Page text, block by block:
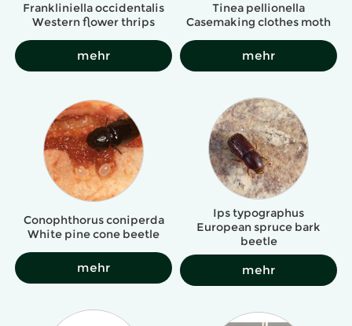
Frankliniella occidentalis
Western flower thrips
mehr
Tinea pellionella
Casemaking clothes moth
mehr
Conophthorus coniperda
White pine cone beetle
mehr
Ips typographus
European spruce bark
beetle
mehr